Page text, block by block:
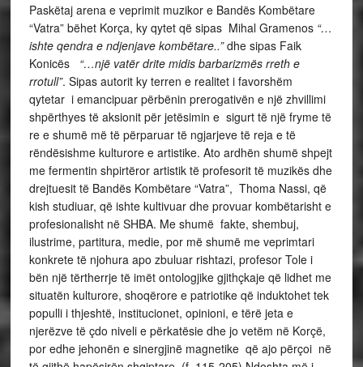
Paskëtaj arena e veprimit muzikor e Bandës Kombëtare
“Vatra” bëhet Korça, ky qytet që sipas Mihal Gramenos “…
ishte qendra e ndjenjave kombëtare..”dhe sipas Faik
Konicës “…një vatër drite midis barbarizmës rreth e
rrotull”. Sipas autorit ky terren e realitet i favorshëm
qytetar i emancipuar përbënin prerogativën e një zhvillimi
shpërthyes të aksionit për jetësimin e sigurt të një fryme të
re e shumë më të përparuar të ngjarjeve të reja e të
rëndësishme kulturore e artistike. Ato ardhën shumë shpejt
me fermentin shpirtëror artistik të profesorit të muzikës dhe
drejtuesit të Bandës Kombëtare “Vatra”, Thoma Nassi, që
kish studiuar, që ishte kultivuar dhe provuar kombëtarisht e
profesionalisht në SHBA. Me shumë fakte, shembuj,
ilustrime, partitura, medie, por më shumë me veprimtari
konkrete të njohura apo zbuluar rishtazi, profesor Tole i
bën një tërtherrje të imët ontologjike gjithçkaje që lidhet me
situatën kulturore, shoqërore e patriotike që induktohet tek
populli i thjeshtë, institucionet, opinioni, e tërë jeta e
njerëzve të çdo niveli e përkatësie dhe jo vetëm në Korçë,
por edhe jehonën e sinergjinë magnetike që ajo përçoi në